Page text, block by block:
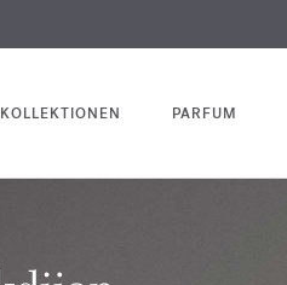
KOLLEKTIONEN PARFUM